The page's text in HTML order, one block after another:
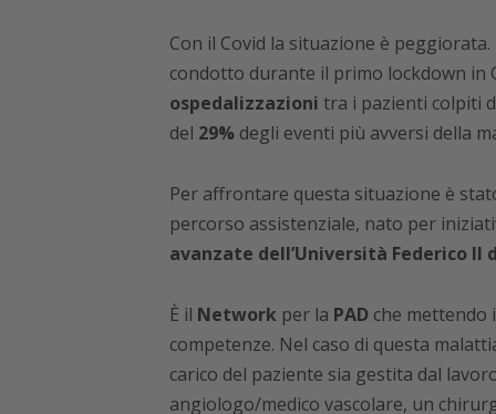
Con il Covid la situazione è
condotto durante il primo lockdown in
ospedalizzazioni tra i pazienti colpiti
del 29%degli eventi più avversi della
Per affrontare questa situazione è
percorso assistenziale, nato per
avanzate dell’Università Federico II
È il Networkper la PADche mettendo
competenze. Nel caso di questa
carico del paziente sia gestita dal
angiologo/medico vascolare, un